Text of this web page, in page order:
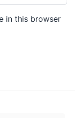
in this browser